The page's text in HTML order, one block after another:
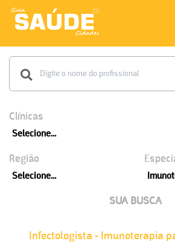
Clínicas
Selecione...
Região
Selecione...
SUA BUSCA
Infectologista - Imunoterapia